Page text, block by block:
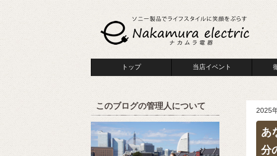
トップ 当店イベント
2025
あ
分
このブログの管理人について